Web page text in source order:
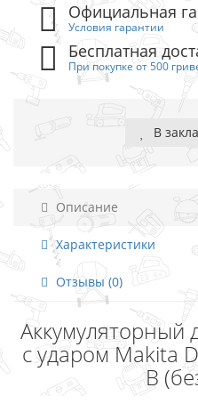
Официальная
Условия гарантии
Бесплатная
При покупке от 500
В
Описание
Характеристики
Отзывы (0)
Аккумуляторный
с ударом Makita
В